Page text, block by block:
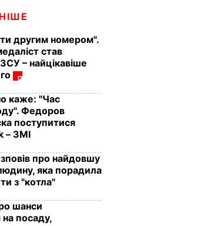
другим номером".
став
– найцікавіше
каже: "Час
Федоров
поступитися
– ЗМІ
про найдовшу
людину, яка порадила
з "котла"
шанси
посаду,